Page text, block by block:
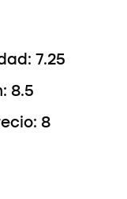
7.25
8.5
8